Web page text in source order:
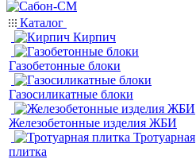
Каталог
Кирпич
Газобетонные блоки
Газосиликатные блоки
Железобетонные изделия ЖБИ
Тротуарная
плитка